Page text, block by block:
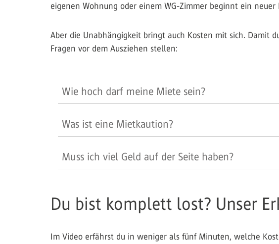
eigenen Wohnung oder einem WG-Zimmer beginnt ein neuer
Aber die Unabhängigkeit bringt auch Kosten mit sich. Damit
Fragen vor dem Ausziehen stellen:
Wie hoch darf meine Miete sein?
Was ist eine Mietkaution?
Muss ich viel Geld auf der Seite haben?
Du bist komplett lost? Unser
Im Video erfährst du in weniger als fünf Minuten, welche